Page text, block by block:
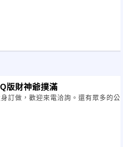
版財神爺撲滿
訂做，歡迎來電洽詢。還有眾多的